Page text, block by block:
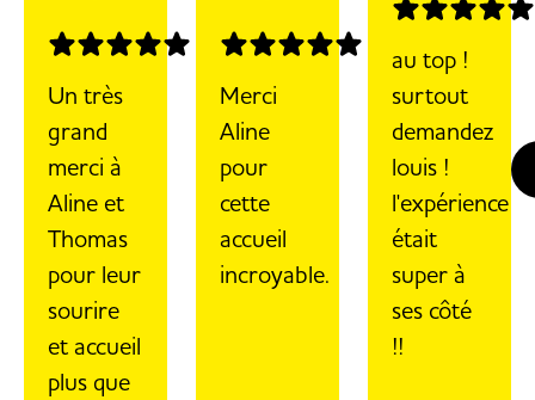
Un très
grand
merci à
Aline et
Thomas
pour leur
sourire
et accueil
plus que
Merci
Aline
pour
cette
accueil
incroyable.
au top !
surtout
demandez
louis !
l'expérience
était
super à
ses côté
!!